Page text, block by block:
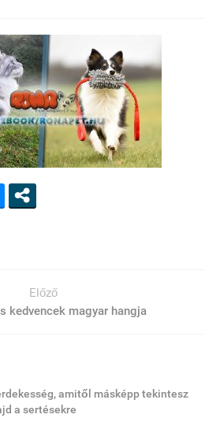
Előző
kedvencek magyar hangja
amitől másképp tekintesz
a sertésekre